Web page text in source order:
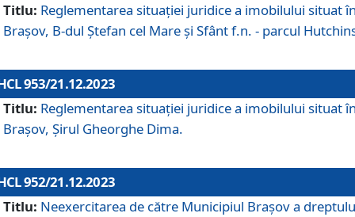
Titlu: Reglementarea situației juridice a imobilului situat
Brașov, B-dul Ștefan cel Mare și Sfânt f.n. - parcul
953/21.12.2023
Titlu: Reglementarea situației juridice a imobilului situat
Brașov, Șirul Gheorghe Dima.
952/21.12.2023
Titlu: Neexercitarea de către Municipiul Brașov a